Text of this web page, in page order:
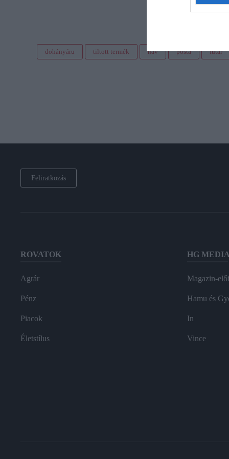
dohányáru tiltott termék nav posta futár
Feliratkozás
ROVATOK
Agrár
Pénz
Piacok
Életstílus
HG MEDIA
Magazin-
Hamu és
In
Vince